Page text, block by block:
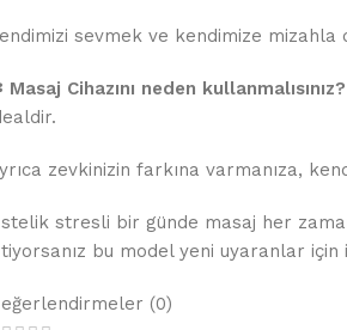
sevmek ve kendimize
Cihazını neden kullanmalısınız?
zevkinizin farkına varmanıza,
stresli bir günde masaj her
bu model yeni uyaranlar
(0)